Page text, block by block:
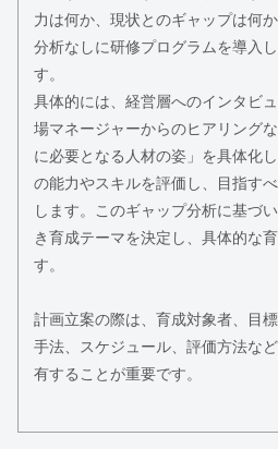
力は何か、現状とのギャップは何
分析なしに研修プログラムを導入
す。
具体的には、経営層へのインタビ
場マネージャーからのヒアリング
に必要となる人材の姿」を具体化
の能力やスキルを評価し、目指す
します。このギャップ分析に基づ
き育成テーマを決定し、具体的な
す。
計画立案の際は、育成対象者、目
手法、スケジュール、評価方法な
有することが重要です。